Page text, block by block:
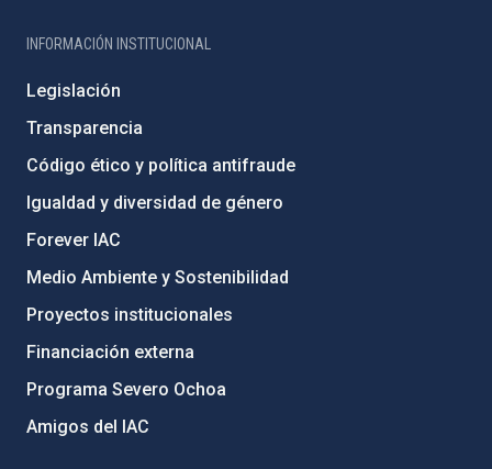
INFORMACIÓN INSTITUCIONAL
Legislación
Transparencia
Código ético y política antifraude
Igualdad y diversidad de género
Forever IAC
Medio Ambiente y Sostenibilidad
Proyectos institucionales
Financiación externa
Programa Severo Ochoa
Amigos del IAC